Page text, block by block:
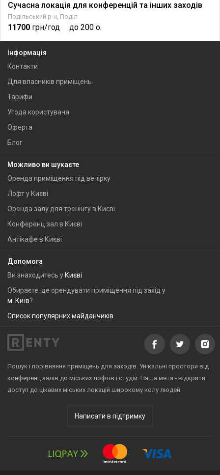
Сучасна локація для конференцій та інших заходів
Подільський р-н, Поділ
11700 грн/год до 200 о.
Інформація
Контакти
Для власників приміщень
Тарифи
Угода користувача
Оферта
Блог
Можливо ви шукаєте
Оренда приміщення під вечірку
Лофт у Києві
Оренда залу для тренінгу в Києві
Конференц зал в Києві
Антікафе в Києві
Допомога
Ви знаходитесь у Києві
Обираєте, де орендувати приміщення під захід у
м. Київ?
Список популярних майданчиків
Пошук і порівняння приміщень для заходів. Унікальні простори від
конференц залів до міських лофтів і студій. Наша мета - відкрити
доступ до цікавих міських локацій широкому колу людей
Написати в підтримку